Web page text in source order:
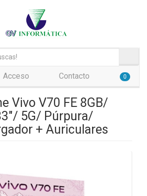
Acceso Contacto 0
Vivo V70 FE 8GB/
5G/ Púrpura/
+ Auriculares